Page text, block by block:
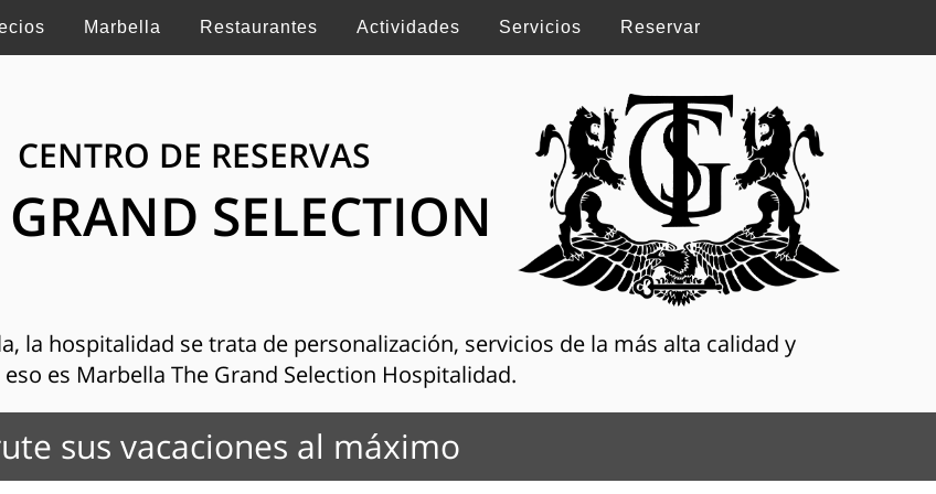
Marbella Restaurantes Actividades Servicios Reservar
CENTRO DE RESERVAS
SELECTION
la hospitalidad se trata de personalización, servicios de la más alta calidad y
es Marbella The Grand Selection Hospitalidad.
sus vacaciones al máximo